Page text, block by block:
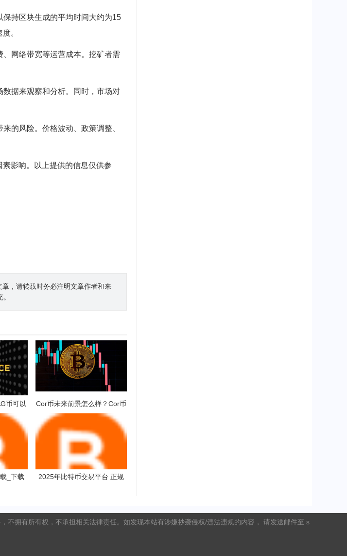
持区块生成的平均时间大约为15
。
网络带宽等运营成本。挖矿者需
据来观察和分析。同时，市场对
的风险。价格波动、政策调整、
影响。以上提供的信息仅供参
，请转载时务必注明文章作者和来
币可以
Cor币未来前景怎么样？Cor币
多少钱一枚？
_下载
2025年比特币交易平台 正规
拥有所有权，不承担相关法律责任。如发现本站有涉嫌抄袭侵权/违法违规的内容， 请发送邮件至 s